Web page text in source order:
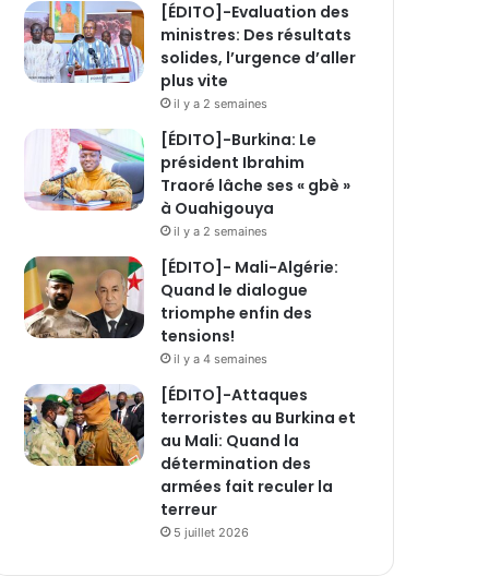
[ÉDITO]-Evaluation des
ministres: Des résultats
solides, l’urgence d’aller
plus vite
il y a 2 semaines
[ÉDITO]-Burkina: Le
président Ibrahim
Traoré lâche ses « gbè »
à Ouahigouya
il y a 2 semaines
[ÉDITO]- Mali-Algérie:
Quand le dialogue
triomphe enfin des
tensions!
il y a 4 semaines
[ÉDITO]-Attaques
terroristes au Burkina et
au Mali: Quand la
détermination des
armées fait reculer la
terreur
5 juillet 2026